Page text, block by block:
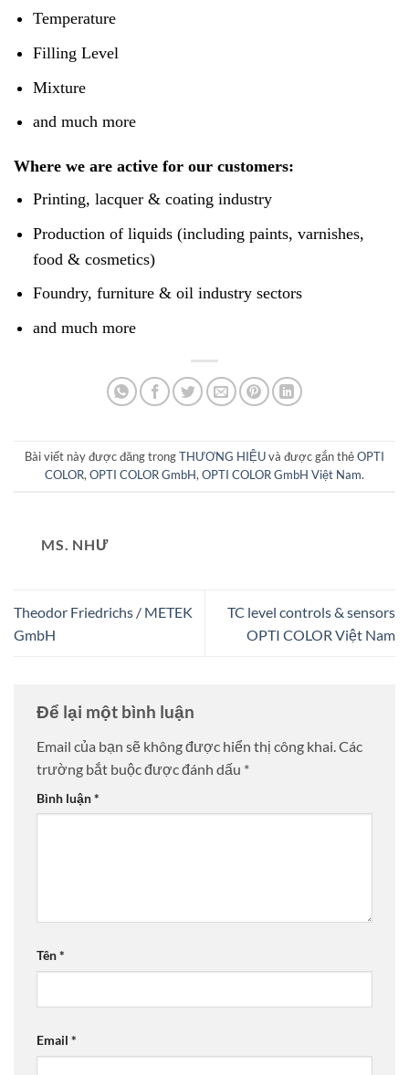
Temperature
Filling Level
Mixture
and much more
Where we are active for our customers:
Printing, lacquer & coating industry
Production of liquids (including paints, varnishes,
food & cosmetics)
Foundry, furniture & oil industry sectors
and much more
Bài viết này được đăng trongTHƯƠNG HIỆUvà được gắn thẻOPTI
COLOR, OPTI COLOR GmbH, OPTI COLOR GmbH Việt Nam.
MS. NHƯ
Theodor Friedrichs / METEK
GmbH
TC level controls & sensors
OPTI COLOR Việt Nam
Để lại một bình luận
Email của bạn sẽ không được hiển thị công khai. Các
trường bắt buộc được đánh dấu *
Bình luận*
Tên*
Email *